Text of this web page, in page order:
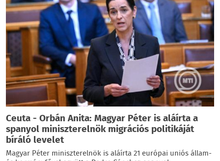
Ceuta - Orbán Anita: Magyar Péter is aláírta a
spanyol miniszterelnök migrációs politikáját
bíráló levelet
Magyar Péter miniszterelnök is aláírta 21 európai uniós állam-